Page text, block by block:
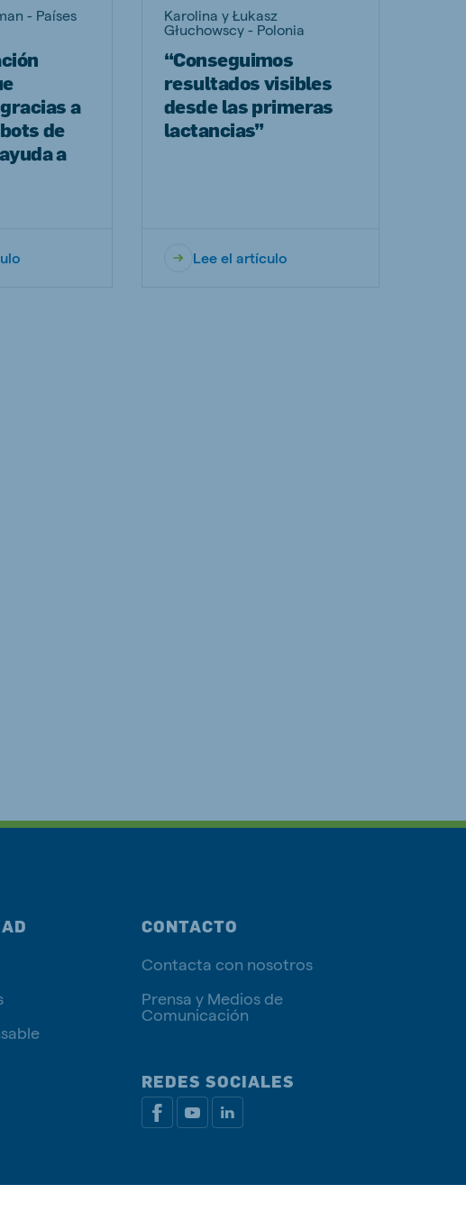
- Países
a
de
a
Karolina y Łukasz
Głuchowscy - Polonia
“Conseguimos
resultados visibles
desde las primeras
lactancias”
Lee el artículo
CONTACTO
Contacta con nosotros
Prensa y Medios de
Comunicación
REDES SOCIALES